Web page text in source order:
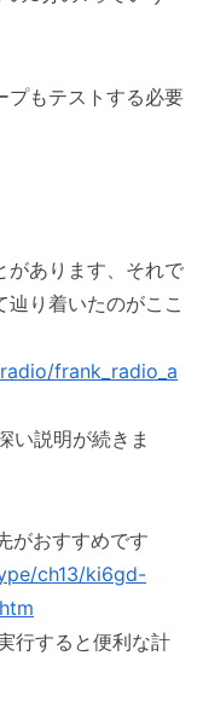
プもテストする必要
があります、それで
り着いたのがここ
frank_radio_a
い説明が続きま
がおすすめです
ch13/ki6gd-
行すると便利な計